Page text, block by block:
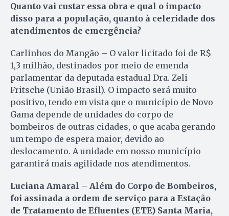
Quanto vai custar essa obra e qual o impacto
disso para a população, quanto à celeridade dos
atendimentos de emergência?
Carlinhos do Mangão – O valor licitado foi de R$
1,3 milhão, destinados por meio de emenda
parlamentar da deputada estadual Dra. Zeli
Fritsche (União Brasil). O impacto será muito
positivo, tendo em vista que o município de Novo
Gama depende de unidades do corpo de
bombeiros de outras cidades, o que acaba gerando
um tempo de espera maior, devido ao
deslocamento. A unidade em nosso município
garantirá mais agilidade nos atendimentos.
Luciana Amaral – Além do Corpo de Bombeiros,
foi assinada a ordem de serviço para a Estação
de Tratamento de Efluentes (ETE) Santa Maria,